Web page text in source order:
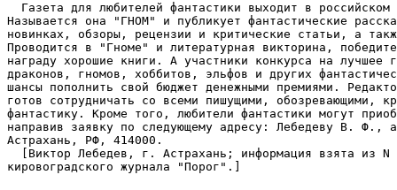
Газета для любителей фантастики выходит в российском
Hазывается она "ГНОМ" и публикует фантастические
новинках, обзоры, рецензии и критические статьи, а
Проводится в "Гноме" и литературная викторина,
награду хорошие книги. А участники конкурса на лучшее
драконов, гномов, хоббитов, эльфов и других
шансы пополнить свой бюджет денежными премиями.
готов сотрудничать со всеми пишущими, обозревающими,
фантастику. Кроме того, любители фантастики могут
направив заявку по следующему адресу: Лебедеву В.
Астрахань, РФ, 414000.
[Виктор Лебедев, г. Астрахань; информация взята из N
кировоградского журнала "Порог".]